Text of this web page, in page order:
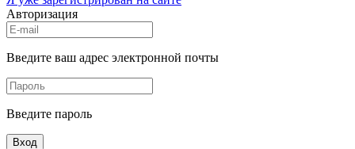
Авторизация
Введите ваш адрес электронной почты
Введите пароль
Вход